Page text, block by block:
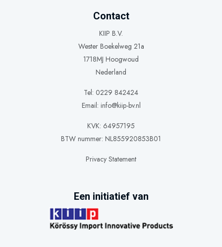
Contact
KIIP B.V.
Wester Boekelweg 21a
1718MJ Hoogwoud
Nederland
Tel: 0229 842424
Email: info@kiip-bv.nl
KVK: 64957195
BTW nummer: NL855920853B01
Privacy Statement
Een initiatief van